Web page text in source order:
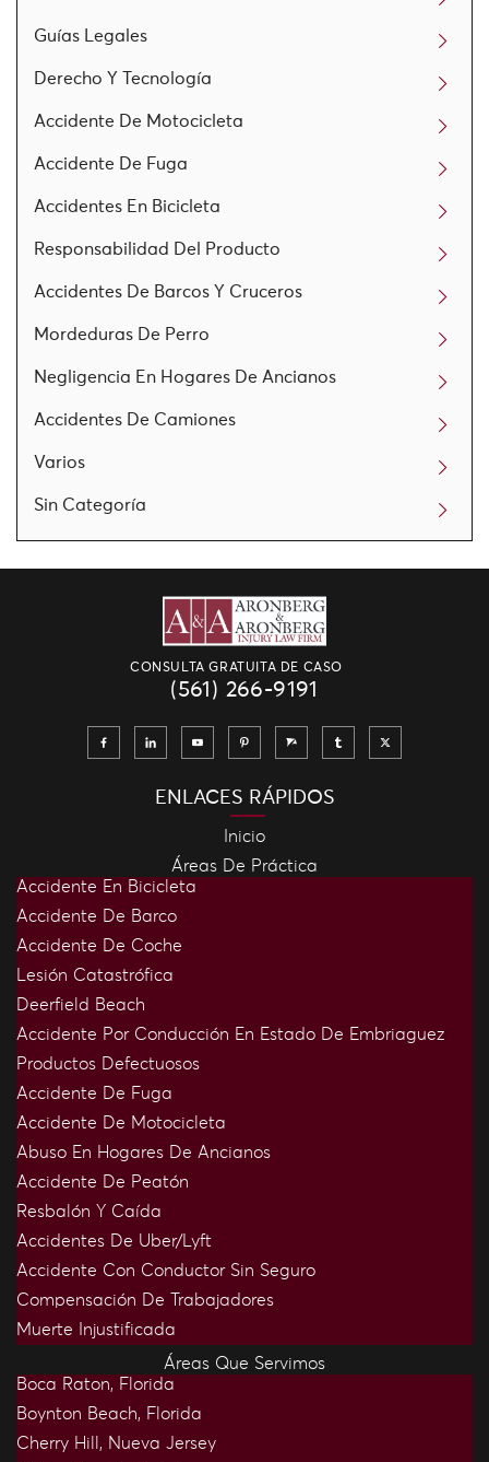
Guías Legales
Derecho Y Tecnología
Accidente De Motocicleta
Accidente De Fuga
Accidentes En Bicicleta
Responsabilidad Del Producto
Accidentes De Barcos Y Cruceros
Mordeduras De Perro
Negligencia En Hogares De Ancianos
Accidentes De Camiones
Varios
Sin Categoría
CONSULTA GRATUITA DE CASO
(561) 266-9191
ENLACES RÁPIDOS
Inicio
Áreas De Práctica
Accidente En Bicicleta
Accidente De Barco
Accidente De Coche
Lesión Catastrófica
Deerfield Beach
Accidente Por Conducción En Estado De Embriaguez
Productos Defectuosos
Accidente De Fuga
Accidente De Motocicleta
Abuso En Hogares De Ancianos
Accidente De Peatón
Resbalón Y Caída
Accidentes De Uber/Lyft
Accidente Con Conductor Sin Seguro
Compensación De Trabajadores
Muerte Injustificada
Áreas Que Servimos
Boca Raton, Florida
Boynton Beach, Florida
Cherry Hill, Nueva Jersey